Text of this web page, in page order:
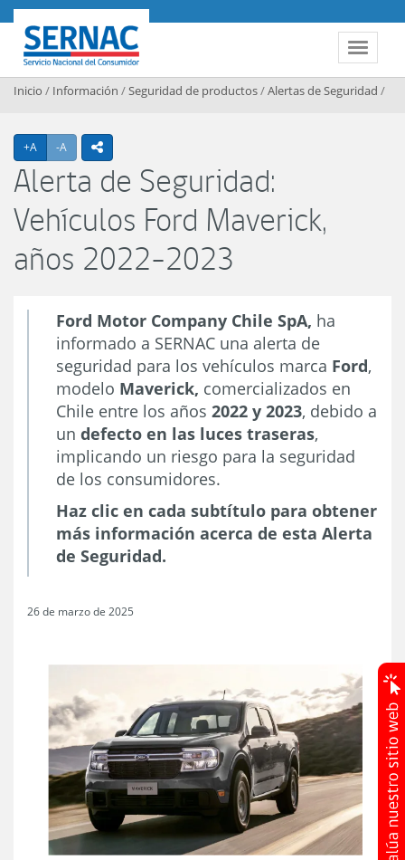
Contenido principal
Toggle
SERNAC
Inicio / Información /Seguridad de productos/Alertas de Seguridad /
+A Agrandar texto
-A Achicar textoicono compartir
Alerta de Seguridad:
Vehículos Ford Maverick,
años 2022-2023
Ford Motor Company Chile SpA, ha
informado a SERNAC una alerta de
seguridad para los vehículos marca Ford,
modelo Maverick, comercializados en
Chile entre los años 2022 y 2023, debido a
un defecto en las luces traseras,
implicando un riesgo para la seguridad
de los consumidores.
Haz clic en cada subtítulo para obtener
más información acerca de esta Alerta
de Seguridad.
26 de marzo de 2025